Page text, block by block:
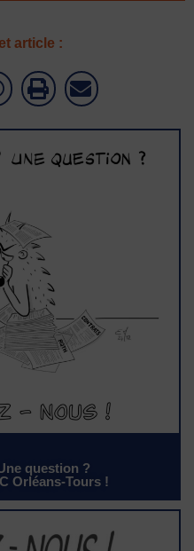
article :
question ?
Orléans-Tours !